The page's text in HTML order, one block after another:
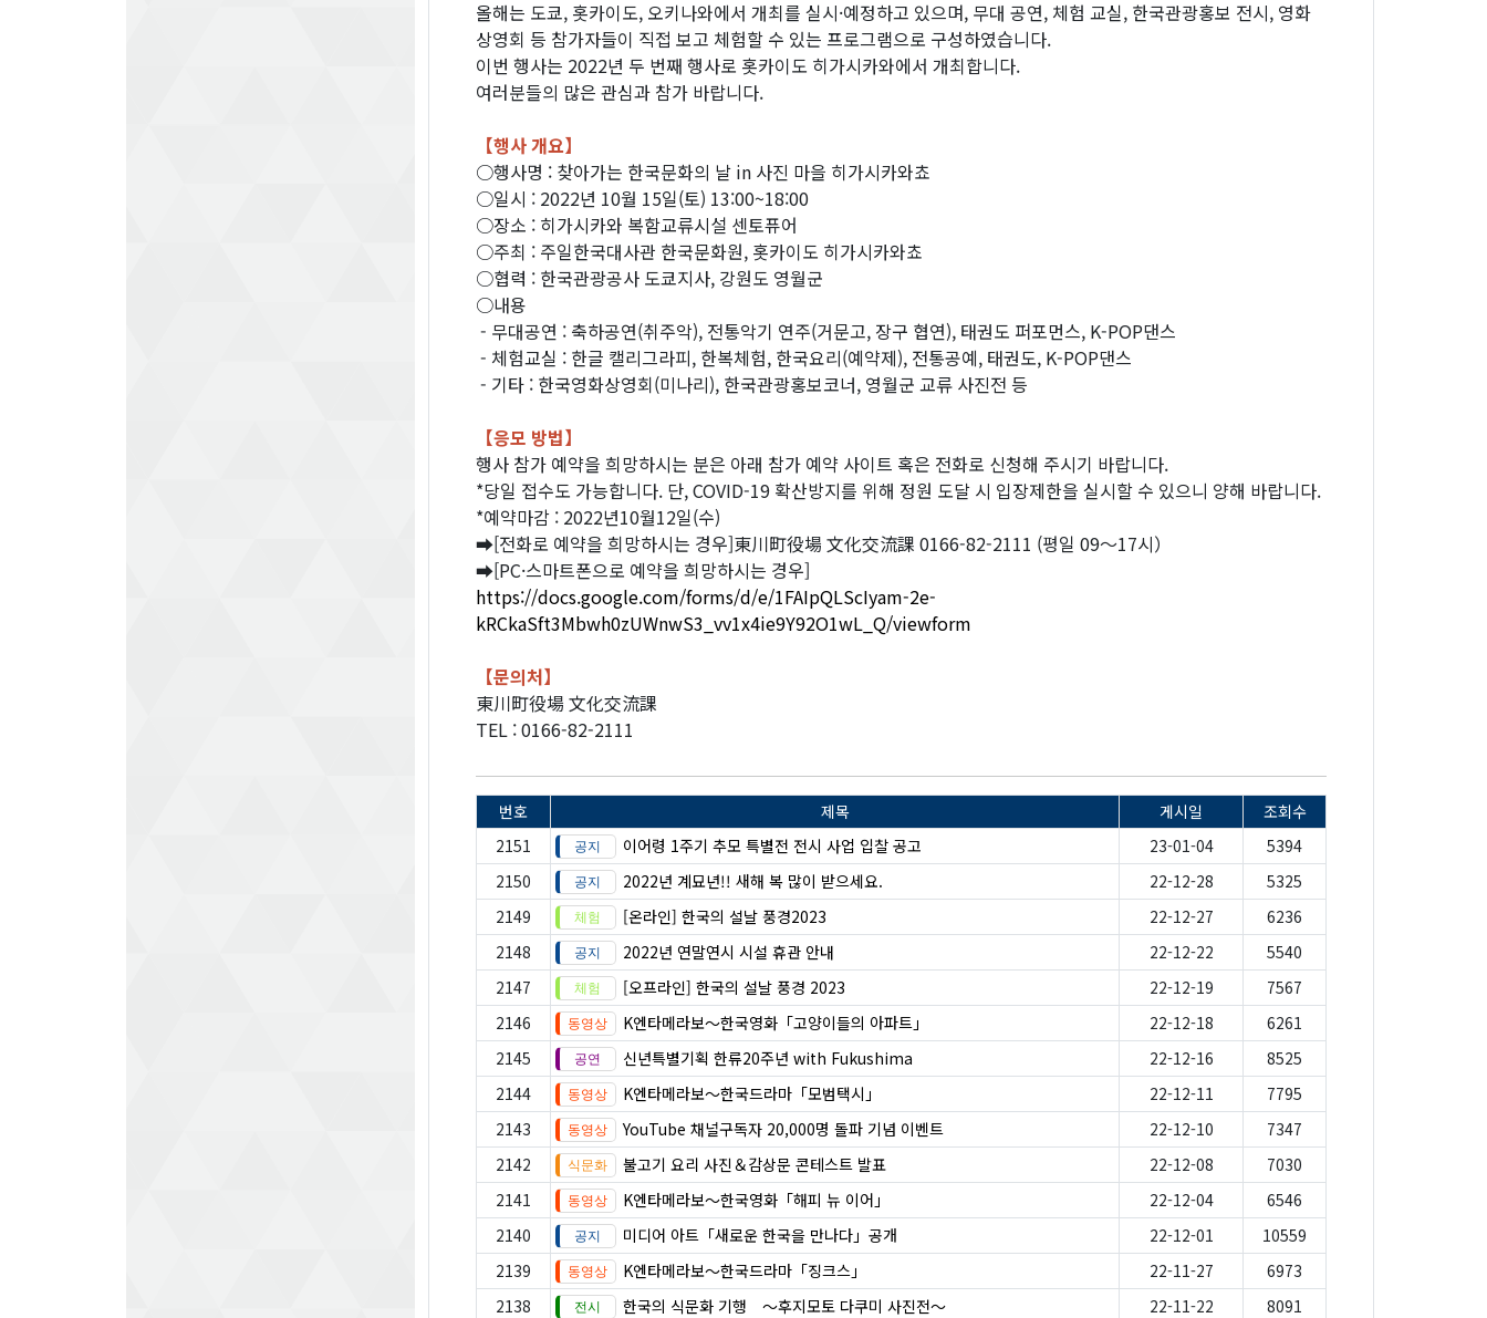
올해는 도쿄, 홋카이도, 오키나와에서 개최를 실시·예정하고 있으며, 무대 공연, 체험 교실, 한국관광홍보 전시, 영화
상영회 등 참가자들이 직접 보고 체험할 수 있는 프로그램으로 구성하였습니다.
이번 행사는 2022년 두 번째 행사로 홋카이도 히가시카와에서 개최합니다.
여러분들의 많은 관심과 참가 바랍니다.
【행사 개요】
○행사명 : 찾아가는 한국문화의 날 in 사진 마을 히가시카와쵸
○일시 : 2022년 10월 15일(토) 13:00~18:00
○장소 : 히가시카와 복함교류시설 센토퓨어
○주최 : 주일한국대사관 한국문화원, 홋카이도 히가시카와쵸
○협력 : 한국관광공사 도쿄지사, 강원도 영월군
○내용
- 무대공연 : 축하공연(취주악), 전통악기 연주(거문고, 장구 협연), 태권도 퍼포먼스, K-POP댄스
- 체험교실 : 한글 캘리그라피, 한복체험, 한국요리(예약제), 전통공예, 태권도, K-POP댄스
- 기타 : 한국영화상영회(미나리), 한국관광홍보코너, 영월군 교류 사진전 등
【응모 방법】
행사 참가 예약을 희망하시는 분은 아래 참가 예약 사이트 혹은 전화로 신청해 주시기 바랍니다.
*당일 접수도 가능합니다. 단, COVID-19 확산방지를 위해 정원 도달 시 입장제한을 실시할 수 있으니 양해 바랍니다.
*예약마감 : 2022년10월12일(수)
➡[전화로 예약을 희망하시는 경우]東川町役場 文化交流課 0166-82-2111 (평일 09～17시）
➡[PC·스마트폰으로 예약을 희망하시는 경우]
https://docs.google.com/forms/d/e/1FAIpQLScIyam-2e-
kRCkaSft3Mbwh0zUWnwS3_vv1x4ie9Y92O1wL_Q/viewform
【문의처】
東川町役場 文化交流課
TEL : 0166-82-2111
번호 제목 게시일
조회수
2151
이어령 1주기 추모 특별전 전시 사업 입찰 공고 23-01-04
5394
2150
2022년 계묘년!! 새해 복 많이 받으세요. 22-12-28
5325
2149
[온라인] 한국의 설날 풍경2023 22-12-27
6236
2148
2022년 연말연시 시설 휴관 안내 22-12-22
5540
2147
[오프라인] 한국의 설날 풍경 2023 22-12-19
7567
2146
K엔타메라보～한국영화「고양이들의 아파트」 22-12-18
6261
2145
신년특별기획 한류20주년 with Fukushima 22-12-16
8525
2144
K엔타메라보～한국드라마「모범택시」 22-12-11
7795
2143
YouTube 채널구독자 20,000명 돌파 기념 이벤트 22-12-10
7347
2142
불고기 요리 사진＆감상문 콘테스트 발표 22-12-08
7030
2141
K엔타메라보～한국영화「해피 뉴 이어」 22-12-04
6546
2140
미디어 아트「새로운 한국을 만나다」공개 22-12-01
10559
2139
K엔타메라보～한국드라마「징크스」 22-11-27
6973
2138
한국의 식문화 기행 ～후지모토 다쿠미 사진전～ 22-11-22
8091